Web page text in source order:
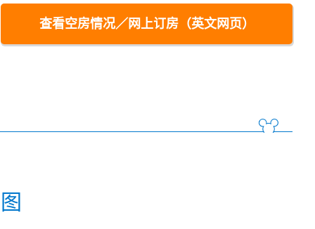
查看空房情况／网上订房（英文网页）